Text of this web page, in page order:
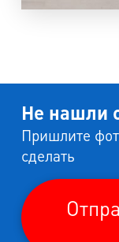
Не нашли
Пришлите
сделать